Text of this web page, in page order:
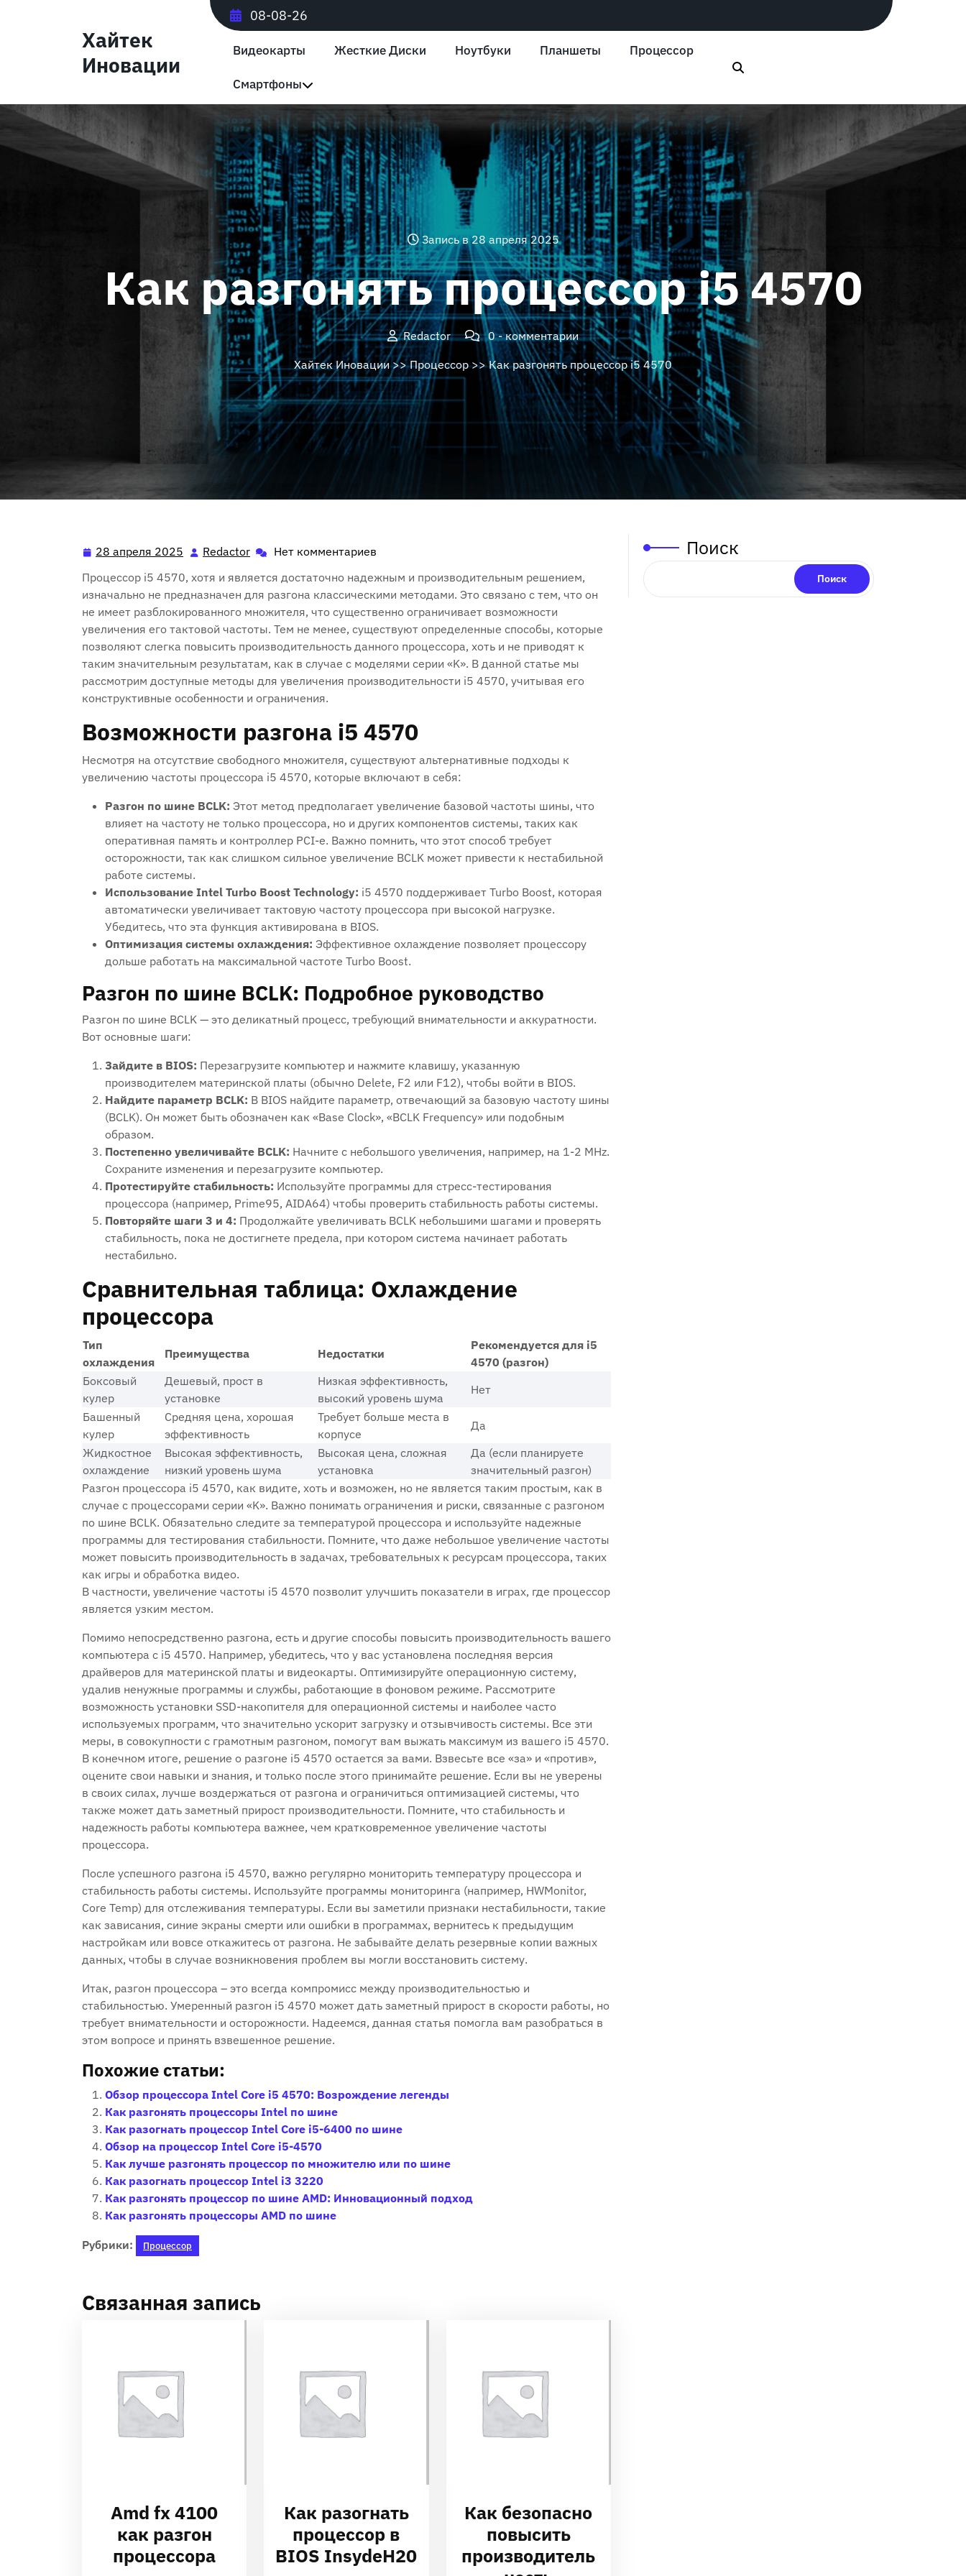
Хайтек
Иновации
08-08-26
Видеокарты Жесткие Диски Ноутбуки Планшеты Процессор
Смартфоны
Запись в 28 апреля 2025
Как разгонять процессор i5 4570
Redactor
0 - комментарии
Хайтек Иновации>>Процессор>> Как разгонять процессор i5 4570
28 апреля 2025 28
2025
Redactor Redactor
Нет комментариев
Процессор i5 4570‚ хотя и является достаточно надежным и производительным решением‚
изначально не предназначен для разгона классическими методами. Это связано с тем‚ что он
не имеет разблокированного множителя‚ что существенно ограничивает возможности
увеличения его тактовой частоты. Тем не менее‚ существуют определенные способы‚ которые
позволяют слегка повысить производительность данного процессора‚ хоть и не приводят к
таким значительным результатам‚ как в случае с моделями серии «K». В данной статье мы
рассмотрим доступные методы для увеличения производительности i5 4570‚ учитывая его
конструктивные особенности и ограничения.
Возможности разгона i5 4570
Несмотря на отсутствие свободного множителя‚ существуют альтернативные подходы к
увеличению частоты процессора i5 4570‚ которые включают в себя:
Разгон по шине BCLK: Этот метод предполагает увеличение базовой частоты шины‚ что
влияет на частоту не только процессора‚ но и других компонентов системы‚ таких как
оперативная память и контроллер PCI-e. Важно помнить‚ что этот способ требует
осторожности‚ так как слишком сильное увеличение BCLK может привести к нестабильной
работе системы.
Использование Intel Turbo Boost Technology: i5 4570 поддерживает Turbo Boost‚ которая
автоматически увеличивает тактовую частоту процессора при высокой нагрузке.
Убедитесь‚ что эта функция активирована в BIOS.
Оптимизация системы охлаждения: Эффективное охлаждение позволяет процессору
дольше работать на максимальной частоте Turbo Boost.
Разгон по шине BCLK: Подробное руководство
Разгон по шине BCLK — это деликатный процесс‚ требующий внимательности и аккуратности.
Вот основные шаги:
Зайдите в BIOS: Перезагрузите компьютер и нажмите клавишу‚ указанную
производителем материнской платы (обычно Delete‚ F2 или F12)‚ чтобы войти в BIOS.
Найдите параметр BCLK: В BIOS найдите параметр‚ отвечающий за базовую частоту шины
(BCLK). Он может быть обозначен как «Base Clock»‚ «BCLK Frequency» или подобным
образом.
Постепенно увеличивайте BCLK: Начните с небольшого увеличения‚ например‚ на 1-2 MHz.
Сохраните изменения и перезагрузите компьютер.
Протестируйте стабильность: Используйте программы для стресс-тестирования
процессора (например‚ Prime95‚ AIDA64) чтобы проверить стабильность работы системы.
Повторяйте шаги 3 и 4: Продолжайте увеличивать BCLK небольшими шагами и проверять
стабильность‚ пока не достигнете предела‚ при котором система начинает работать
нестабильно.
Сравнительная таблица: Охлаждение
процессора
Тип
охлаждения
Преимущества Недостатки
Рекомендуется для i5
4570 (разгон)
Боксовый
кулер
Дешевый‚ прост в
установке
Низкая эффективность‚
высокий уровень шума
Нет
Башенный
кулер
Средняя цена‚ хорошая
эффективность
Требует больше места в
корпусе
Да
Жидкостное
охлаждение
Высокая эффективность‚
низкий уровень шума
Высокая цена‚ сложная
установка
Да (если планируете
значительный разгон)
Разгон процессора i5 4570‚ как видите‚ хоть и возможен‚ но не является таким простым‚ как в
случае с процессорами серии «K». Важно понимать ограничения и риски‚ связанные с разгоном
по шине BCLK. Обязательно следите за температурой процессора и используйте надежные
программы для тестирования стабильности. Помните‚ что даже небольшое увеличение частоты
может повысить производительность в задачах‚ требовательных к ресурсам процессора‚ таких
как игры и обработка видео.
В частности‚ увеличение частоты i5 4570 позволит улучшить показатели в играх‚ где процессор
является узким местом.
Помимо непосредственно разгона‚ есть и другие способы повысить производительность вашего
компьютера с i5 4570. Например‚ убедитесь‚ что у вас установлена последняя версия
драйверов для материнской платы и видеокарты. Оптимизируйте операционную систему‚
удалив ненужные программы и службы‚ работающие в фоновом режиме. Рассмотрите
возможность установки SSD-накопителя для операционной системы и наиболее часто
используемых программ‚ что значительно ускорит загрузку и отзывчивость системы. Все эти
меры‚ в совокупности с грамотным разгоном‚ помогут вам выжать максимум из вашего i5 4570.
В конечном итоге‚ решение о разгоне i5 4570 остается за вами. Взвесьте все «за» и «против»‚
оцените свои навыки и знания‚ и только после этого принимайте решение. Если вы не уверены
в своих силах‚ лучше воздержаться от разгона и ограничиться оптимизацией системы‚ что
также может дать заметный прирост производительности. Помните‚ что стабильность и
надежность работы компьютера важнее‚ чем кратковременное увеличение частоты
процессора.
После успешного разгона i5 4570‚ важно регулярно мониторить температуру процессора и
стабильность работы системы. Используйте программы мониторинга (например‚ HWMonitor‚
Core Temp) для отслеживания температуры. Если вы заметили признаки нестабильности‚ такие
как зависания‚ синие экраны смерти или ошибки в программах‚ вернитесь к предыдущим
настройкам или вовсе откажитесь от разгона. Не забывайте делать резервные копии важных
данных‚ чтобы в случае возникновения проблем вы могли восстановить систему.
Итак‚ разгон процессора – это всегда компромисс между производительностью и
стабильностью. Умеренный разгон i5 4570 может дать заметный прирост в скорости работы‚ но
требует внимательности и осторожности. Надеемся‚ данная статья помогла вам разобраться в
этом вопросе и принять взвешенное решение.
Похожие статьи:
Обзор процессора Intel Core i5 4570: Возрождение легенды
Как разгонять процессоры Intel по шине
Как разогнать процессор Intel Core i5-6400 по шине
Обзор на процессор Intel Core i5-4570
Как лучше разгонять процессор по множителю или по шине
Как разогнать процессор Intel i3 3220
Как разгонять процессор по шине AMD: Инновационный подход
Как разгонять процессоры AMD по шине
Рубрики: Процессор
Связанная запись
Amd fx 4100
как разгон
процессора
Как разогнать
процессор в
BIOS InsydeH20
Как безопасно
повысить
производитель
Поиск
Поиск